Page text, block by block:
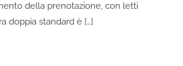
della prenotazione, con letti
doppia standard è […]